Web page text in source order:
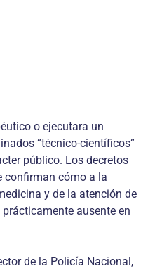
o ejecutara un
“técnico-científicos”
público. Los decretos
confirman cómo a la
y de la atención de
ausente en
de la Policía Nacional,